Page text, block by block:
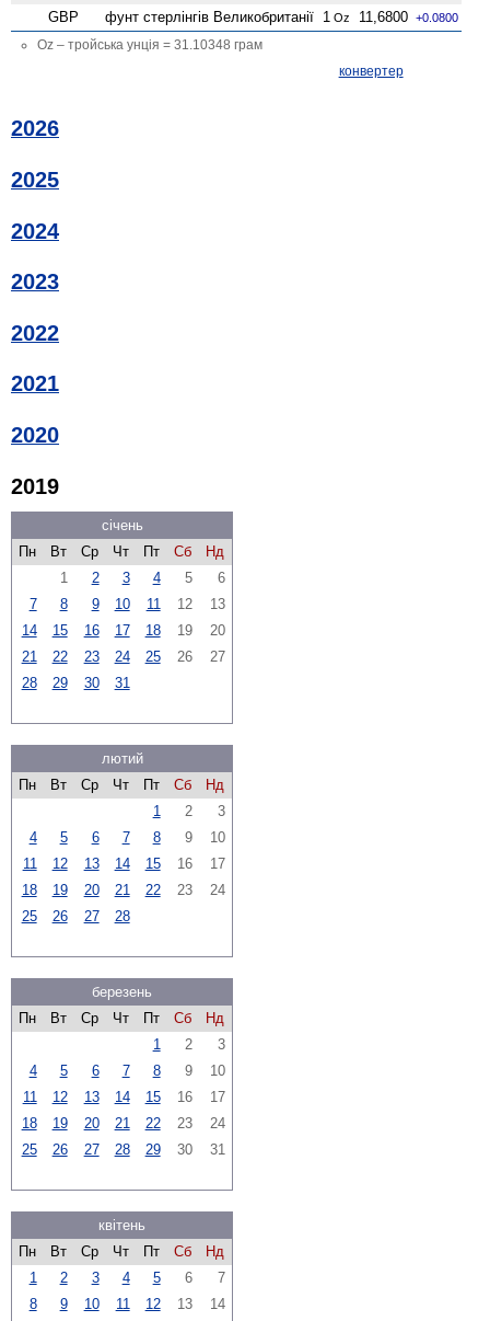
GBP фунт стерлінгів Велико­британії 1 Oz 11,6800 +0.0800
Oz – тройська унція = 31.10348 грам
конвертер
2026
2025
2024
2023
2022
2021
2020
2019
січень
Пн
Вт Ср Чт Пт Сб
Нд
1
2 3 4 5
6
7
8 9 10 11 12
13
14
15 16 17 18 19
20
21
22 23 24 25 26
27
28
29 30 31
лютий
Пн
Вт Ср Чт Пт Сб
Нд
1
2
3
4
5 6 7 8 9
10
11
12 13 14 15 16
17
18
19 20 21 22 23
24
25
26 27 28
березень
Пн
Вт Ср Чт Пт Сб
Нд
1
2
3
4
5 6 7 8 9
10
11
12 13 14 15 16
17
18
19 20 21 22 23
24
25
26 27 28 29 30 31
квітень
Пн
Вт Ср Чт Пт Сб
Нд
1
2 3 4 5 6
7
8
9 10 11 12 13
14